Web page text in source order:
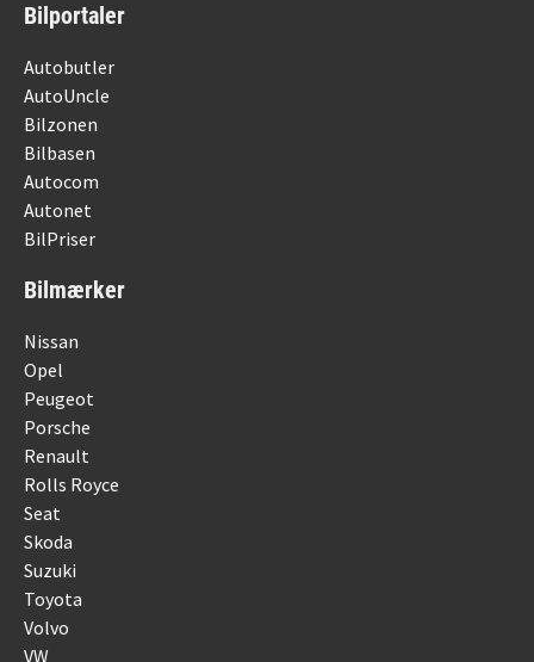
Bilportaler
Autobutler
AutoUncle
Bilzonen
Bilbasen
Autocom
Autonet
BilPriser
Bilmærker
Nissan
Opel
Peugeot
Porsche
Renault
Rolls Royce
Seat
Skoda
Suzuki
Toyota
Volvo
VW